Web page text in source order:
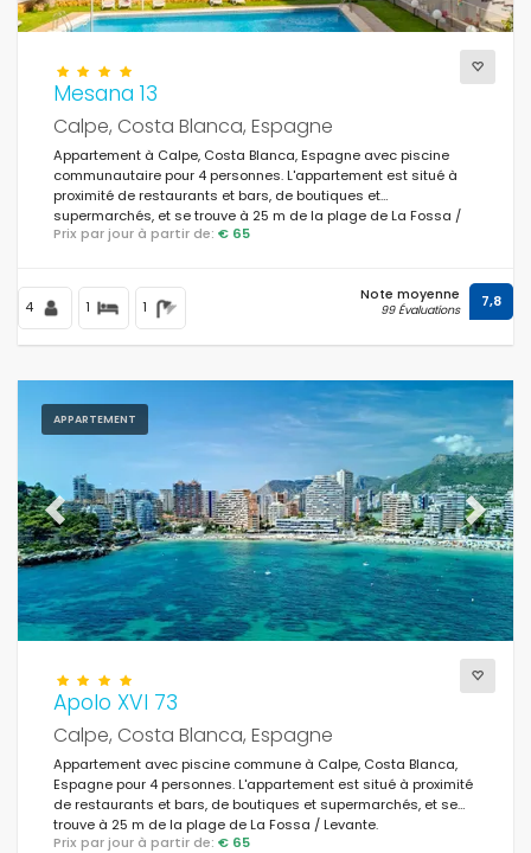
Mesana 13
Calpe, Costa Blanca, Espagne
Appartement à Calpe, Costa Blanca, Espagne avec piscine
communautaire pour 4 personnes. L'appartement est situé à
proximité de restaurants et bars, de boutiques et
supermarchés, et se trouve à 25 m de la plage de La Fossa /
Levante.
Prix par jour à partir de: € 65
4 1 1
Note moyenne
99 Évaluations 7,8
APPARTEMENT
Previous Next
Apolo XVI 73
Calpe, Costa Blanca, Espagne
Appartement avec piscine commune à Calpe, Costa Blanca,
Espagne pour 4 personnes. L'appartement est situé à proximité
de restaurants et bars, de boutiques et supermarchés, et se
trouve à 25 m de la plage de La Fossa / Levante.
Prix par jour à partir de: € 65